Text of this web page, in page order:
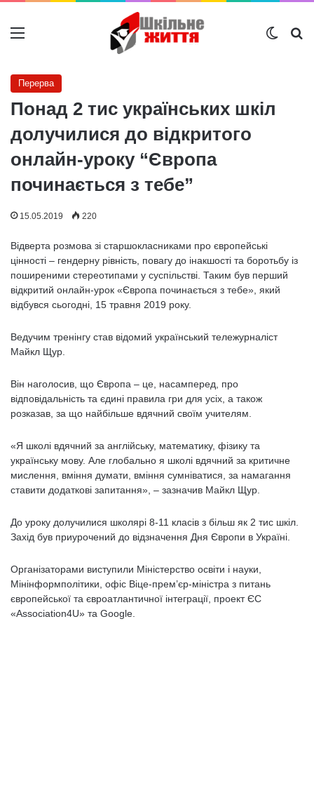
Меню
Перерва
Понад 2 тис українських шкіл
долучилися до відкритого
онлайн-уроку “Європа
починається з тебе”
15.05.2019 220
Відверта розмова зі старшокласниками про європейські
цінності – гендерну рівність, повагу до інакшості та боротьбу із
поширеними стереотипами у суспільстві. Таким був перший
відкритий онлайн-урок «Європа починається з тебе», який
відбувся сьогодні, 15 травня 2019 року.
Ведучим тренінгу став відомий український тележурналіст
Майкл Щур.
Він наголосив, що Європа – це, насамперед, про
відповідальність та єдині правила гри для усіх, а також
розказав, за що найбільше вдячний своїм учителям.
«Я школі вдячний за англійську, математику, фізику та
українську мову. Але глобально я школі вдячний за критичне
мислення, вміння думати, вміння сумніватися, за намагання
ставити додаткові запитання», – зазначив Майкл Щур.
До уроку долучилися школярі 8-11 класів з більш як 2 тис шкіл.
Захід був приурочений до відзначення Дня Європи в Україні.
Організаторами виступили Міністерство освіти і науки,
Мінінформполітики, офіс Віце-прем’єр-міністра з питань
європейської та євроатлантичної інтеграції, проект ЄС
«Association4U» та Google.